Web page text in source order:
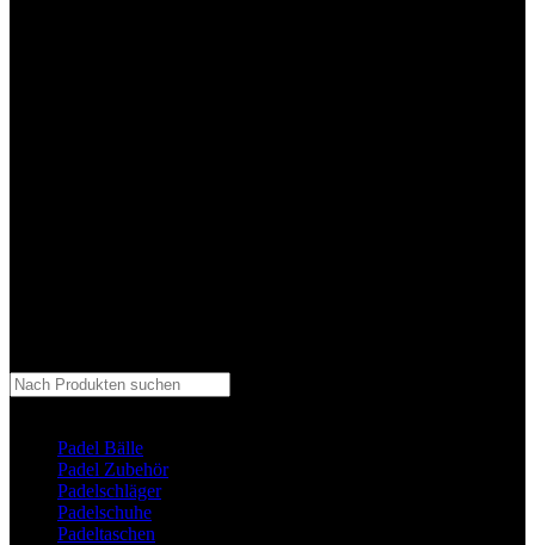
Padel Bälle
Padel Zubehör
Padelschläger
Padelschuhe
Padeltaschen